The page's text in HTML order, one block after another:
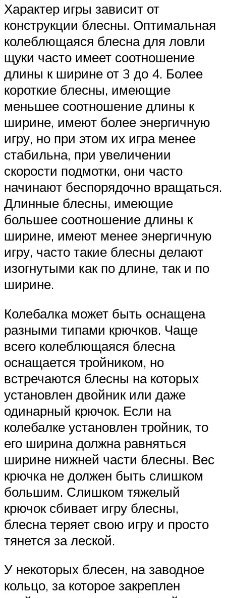
Характер игры зависит от
конструкции блесны. Оптимальная
колеблющаяся блесна для ловли
щуки часто имеет соотношение
длины к ширине от 3 до 4. Более
короткие блесны, имеющие
меньшее соотношение длины к
ширине, имеют более энергичную
игру, но при этом их игра менее
стабильна, при увеличении
скорости подмотки, они часто
начинают беспорядочно вращаться.
Длинные блесны, имеющие
большее соотношение длины к
ширине, имеют менее энергичную
игру, часто такие блесны делают
изогнутыми как по длине, так и по
ширине.
Колебалка может быть оснащена
разными типами крючков. Чаще
всего колеблющаяся блесна
оснащается тройником, но
встречаются блесны на которых
установлен двойник или даже
одинарный крючок. Если на
колебалке установлен тройник, то
его ширина должна равняться
ширине нижней части блесны. Вес
крючка не должен быть слишком
большим. Слишком тяжелый
крючок сбивает игру блесны,
блесна теряет свою игру и просто
тянется за леской.
У некоторых блесен, на заводное
кольцо, за которое закреплен